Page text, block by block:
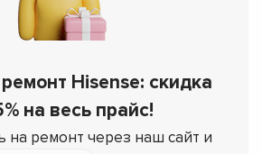
Hisense: скидка
на весь прайс!
на ремонт через наш сайт и